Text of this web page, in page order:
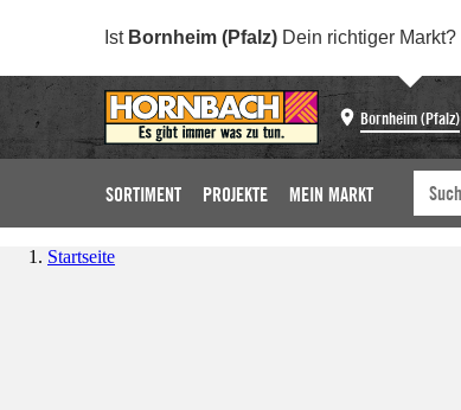
Ist Bornheim (Pfalz) Dein richtiger Markt?
Bornheim (Pfalz)
SORTIMENT PROJEKTE MEIN MARKT
Startseite